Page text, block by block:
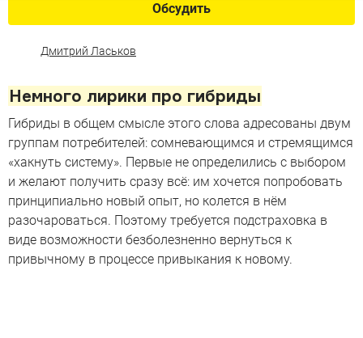
Обсудить
Дмитрий Ласьков
Немного лирики про гибриды
Гибриды в общем смысле этого слова адресованы двум
группам потребителей: сомневающимся и стремящимся
«хакнуть систему». Первые не определились с выбором
и желают получить сразу всё: им хочется попробовать
принципиально новый опыт, но колется в нём
разочароваться. Поэтому требуется подстраховка в
виде возможности безболезненно вернуться к
привычному в процессе привыкания к новому.